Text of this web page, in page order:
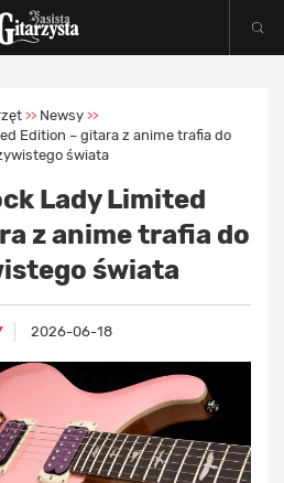
>> Newsy >>
Edition – gitara z anime trafia do
świata
Lady Limited
z anime trafia do
świata
2026-06-18